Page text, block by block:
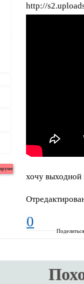
хочу выходной
0